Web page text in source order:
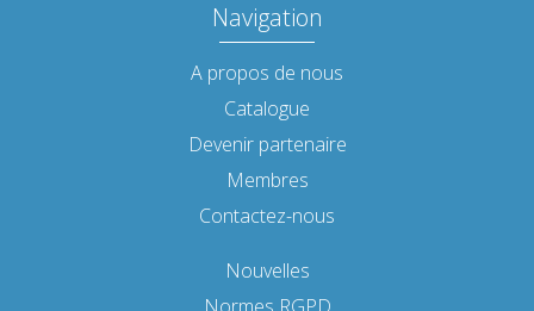
Navigation
A propos de nous
Catalogue
Devenir partenaire
Membres
Contactez-nous
Nouvelles